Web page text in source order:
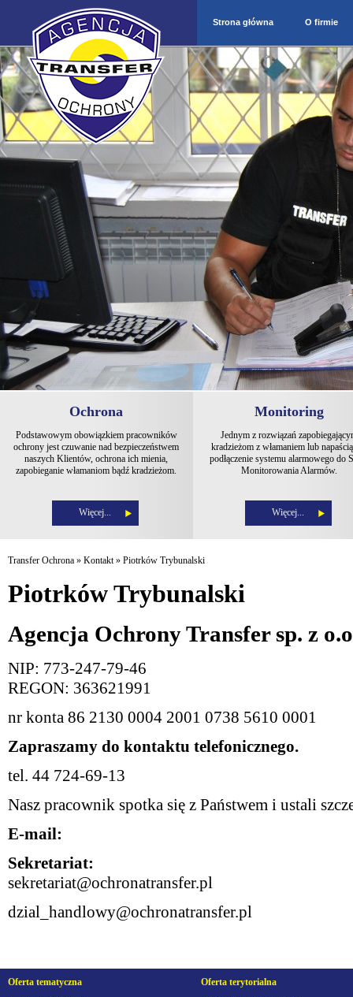
Strona główna O firmie
Ochrona
Podstawowym obowiązkiem pracowników
ochrony jest czuwanie nad bezpieczeństwem
naszych Klientów, ochrona ich mienia,
zapobieganie włamaniom bądź kradzieżom.
Więcej...
Monitoring
Jednym z rozwiązań
kradzieżom z włamaniem lub
podłączenie systemu alarmowego do
Monitorowania Alarmów.
Więcej...
Transfer Ochrona » Kontakt» Piotrków Trybunalski
Piotrków Trybunalski
Agencja Ochrony Transfer sp. z
NIP: 773-247-79-46
REGON: 363621991
nr konta 86 2130 0004 2001 0738 5610 0001
Zapraszamy do kontaktu telefonicznego.
tel. 44 724-69-13
Nasz pracownik spotka się z Państwem i ustali
E-mail:
Sekretariat:
sekretariat@ochronatransfer.pl
dzial_handlowy@ochronatransfer.pl
Oferta tematyczna
Oferta terytorialna